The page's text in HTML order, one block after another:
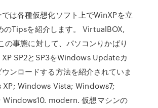
は各種仮想化ソフト上でWinXPを立
のTipsを紹介します。 VirtualBOX,
の事態に対して、パソコンりかばり
SP2とSP3をWindows Updateカ
ンロードする方法を紹介されていま
Windows Vista; Windows7;
Windows10. modern. 仮想マシンの